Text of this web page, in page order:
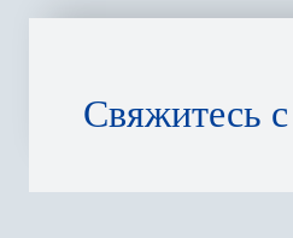
Свяжитесь